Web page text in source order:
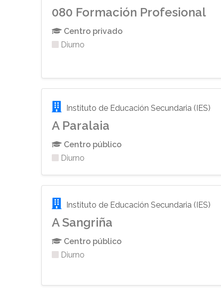
080 Formación Profesional
Centro privado
Diurno
Instituto de Educación Secundaria (IES)
A Paralaia
Centro público
Diurno
Instituto de Educación Secundaria (IES)
A Sangriña
Centro público
Diurno